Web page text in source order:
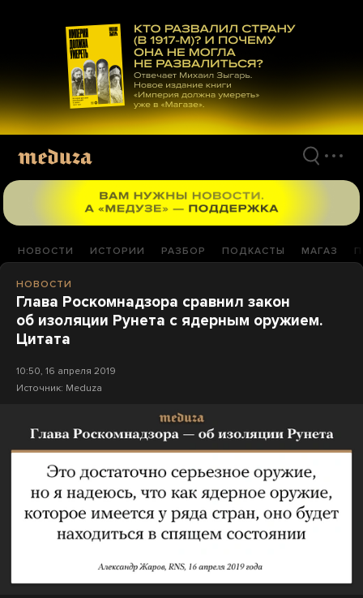
материалам
НОВОСТИ ИСТОРИИ РАЗБОР ПОДКАСТЫ МАГАЗ
НОВОСТИ
Глава Роскомнадзора сравнил закон
об изоляции Рунета с ядерным оружием.
Цитата
10:50, 16 апреля 2019
Источник: Meduza